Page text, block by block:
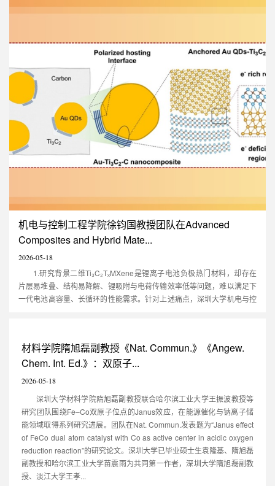
刊）发表了题为“Self-
simple oxides: Al2O3:Cr”的研究
论文。论文第一作者为深圳大学
23级硕士生方子奕和张祺安,东南
大学潘孝凤博士。论文通讯作者
为深圳大学教授彭登峰，东南大
学教授巨明刚，华南理工大学教
授甘久林和香港城市大学教授王
锋，深圳大学为第一作者单位和
第一通讯单位。....
团队联合中山大学研究人员创新
贝叶斯量子频率估计方案，有效
解决了纠缠增强量子传感器在高
精度与高动态范围之间难以兼顾
的难题。相关研究成果发表在中
国科学院物理学一区TOP期刊
Science China Physics,
Mechanics & Astronomy上，并
被该刊的研究亮点（R...
机电与控制工程学院徐钧国教授团队在Advanced
Composites and Hybrid Mate...
2026-05-18
1.研究背景二维Ti₃C₂TₓMXene是锂离子电池负极热门材料，却存在
片层易堆叠、结构易降解、锂吸附与电荷传输效率低等问题，难以满足下
一代电池高容量、长循环的性能需求。针对上述痛点，深圳大学机电与控
新策略，实现电池...
材料学院隋旭磊副教授《Nat. Commun.》《Angew.
Chem. Int. Ed.》：双原子...
2026-05-18
深圳大学材料学院隋旭磊副教授联合哈尔滨工业大学王振波教授等
研究团队围绕Fe–Co双原子位点的Janus效应，在能源催化与钠离子储
能领域取得系列研究进展。团队在Nat. Commun.发表题为“Janus effect
of FeCo dual atom catalyst with Co as active center in acidic oxygen
reduction reaction”的研究论文。深圳大学已毕业硕士生袁隆基、隋旭磊
副教授和哈尔滨工业大学苗震雨为共同第一作者，深圳大学隋旭磊副教
授、淡江大学王孝...